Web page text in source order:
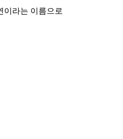
이라는 이름으로